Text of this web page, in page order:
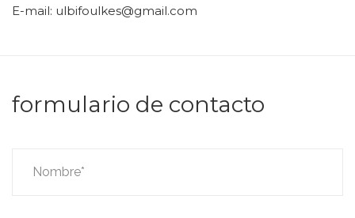
E-mail: ulbifoulkes@gmail.com
formulario de contacto
Nombre*